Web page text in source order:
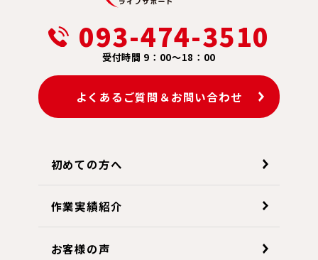
093-474-3510
受付時間 9：00～18：00
よくあるご質問＆お問い合わせ
初めての方へ
作業実績紹介
お客様の声